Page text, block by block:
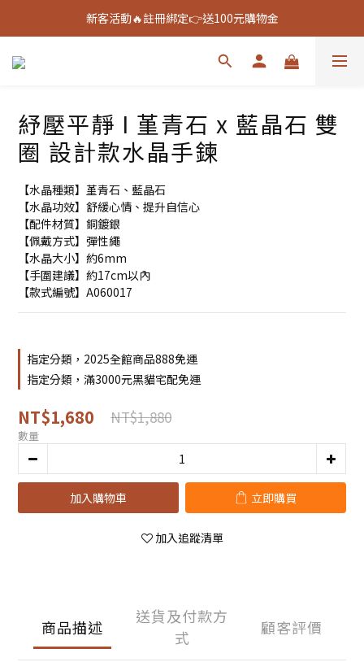
新客活動🔥註冊綁定👉送100元購物金
新客活動🔥註冊綁定👉送100元購物金
全館888免運🚚
紓壓平靜 I 堇青石 x 藍晶石 雙
圈 設計款水晶手鍊
【水晶種類】堇青石、藍晶石
【水晶功效】舒緩心情、提升自信心
【配件材質】銅鍍銀
【佩戴方式】彈性繩
【水晶大小】約6mm
【手圍建議】約17cm以內
【款式編號】A060017
指定分類，2025全館商品888免運
指定分類，滿3000元黑貓宅配免運
NT$1,680 NT$1,880
數量
加入購物車 立即購買
加入追蹤清單
商品描述
送貨及付款方
式
顧客評價